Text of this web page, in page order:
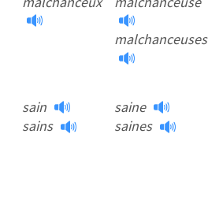
malchanceuses
sain
sains
saine
saines